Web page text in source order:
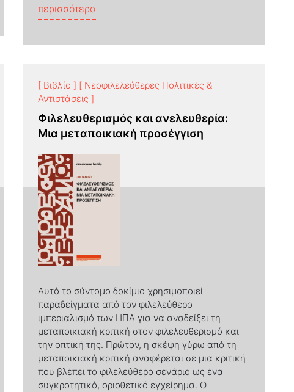
περισσότερα
[ Βιβλίο ] [ Νεοφιλελεύθερες Πολιτικές &
Αντιστάσεις ]
Φιλελευθερισμός και ανελευθερία:
Mια μεταποικιακή προσέγγιση
Αυτό το σύντομο δοκίμιο χρησιμοποιεί
παραδείγματα από τον φιλελεύθερο
ιμπεριαλισμό των ΗΠΑ για να αναδείξει τη
μεταποικιακή κριτική στον φιλελευθερισμό και
την οπτική της. Πρώτον, η σκέψη γύρω από τη
μεταποικιακή κριτική αναφέρεται σε μια κριτική
που βλέπει το φιλελεύθερο σενάριο ως ένα
συγκροτητικό, οριοθετικό εγχείρημα. Ο